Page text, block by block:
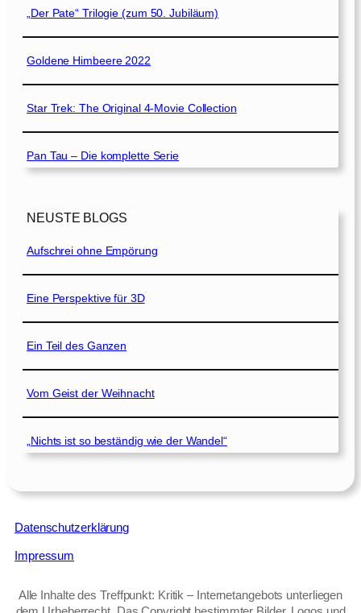
„Der Pate“ Trilogie (zum 50. Jubiläum)
Goldene Himbeere 2022
Star Trek: The Original 4-Movie Collection
Pan Tau – Die komplette Serie
NEUSTE BLOGS
Aufschrei ohne Empörung
Eine Perspektive für 3D
Ein Teil des Ganzen
Vom Geist der Weihnacht
„Nichts ist so beständig wie der Wandel“
Datenschutzerklärung
Impressum
Alle Inhalte des Treffpunkt: Kritik – Internetangebots unterliegen